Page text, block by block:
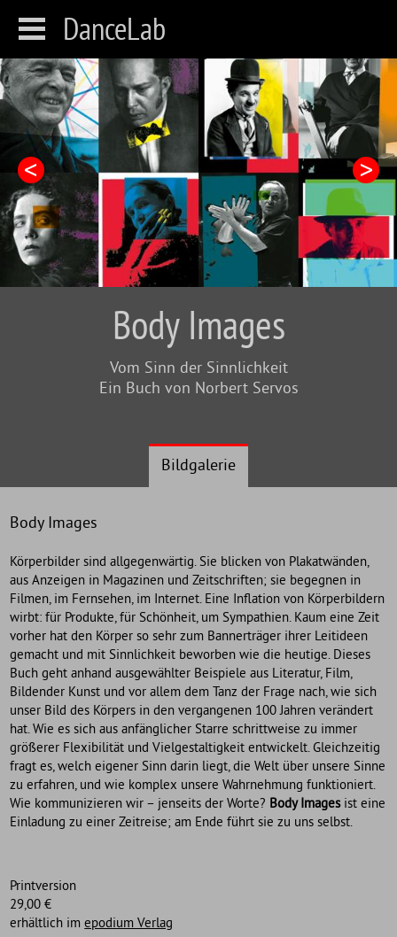
DanceLab
Body Images
Vom Sinn der Sinnlichkeit
Ein Buch von Norbert Servos
Bildgalerie
Body Images
Körperbilder sind allgegenwärtig. Sie blicken von Plakatwänden,
aus Anzeigen in Magazinen und Zeitschriften; sie begegnen in
Filmen, im Fernsehen, im Internet. Eine Inflation von Körperbildern
wirbt: für Produkte, für Schönheit, um Sympathien. Kaum eine Zeit
vorher hat den Körper so sehr zum Bannerträger ihrer Leitideen
gemacht und mit Sinnlichkeit beworben wie die heutige. Dieses
Buch geht anhand ausgewählter Beispiele aus Literatur, Film,
Bildender Kunst und vor allem dem Tanz der Frage nach, wie sich
unser Bild des Körpers in den vergangenen 100 Jahren verändert
hat. Wie es sich aus anfänglicher Starre schrittweise zu immer
größerer Flexibilität und Vielgestaltigkeit entwickelt. Gleichzeitig
fragt es, welch eigener Sinn darin liegt, die Welt über unsere Sinne
zu erfahren, und wie komplex unsere Wahrnehmung funktioniert.
Wie kommunizieren wir – jenseits der Worte? Body Imagesist eine
Einladung zu einer Zeitreise; am Ende führt sie zu uns selbst.
Printversion
29,00 €
erhältlich imepodium Verlag